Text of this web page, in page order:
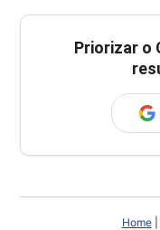
Priorizar o
Home|